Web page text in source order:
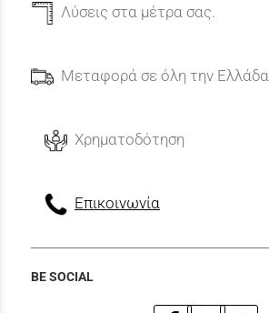
Λύσεις στα μέτρα σας.
Μεταφορά σε όλη την Ελλάδα
Χρηματοδότηση
Επικοινωνία
BE SOCIAL